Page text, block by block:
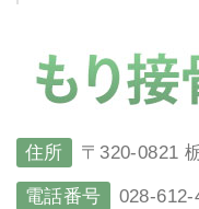
住所 〒320-0821
電話番号 028-612-